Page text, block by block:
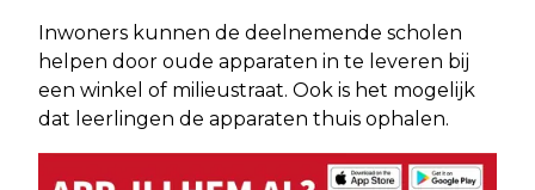
Inwoners kunnen de deelnemende scholen
helpen door oude apparaten in te leveren bij
een winkel of milieustraat. Ook is het mogelijk
dat leerlingen de apparaten thuis ophalen.